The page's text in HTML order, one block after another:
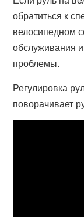
обратиться к
велосипедном
обслуживания
проблемы.
Регулировка
поворачивает